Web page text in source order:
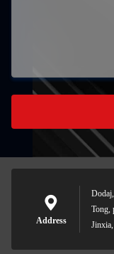
Address
Tong,